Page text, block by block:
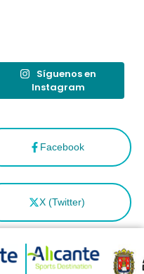
Facebook
X (Twitter)
Síguenos en
Instagram